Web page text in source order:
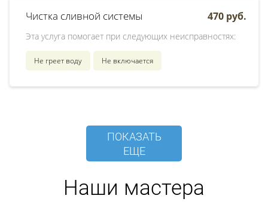
Чистка сливной системы
Эта услуга помогает при следующих неисправностях:
Не греет воду Не включается
470 руб.
ПОКАЗАТЬ
ЕЩЕ
Наши мастера